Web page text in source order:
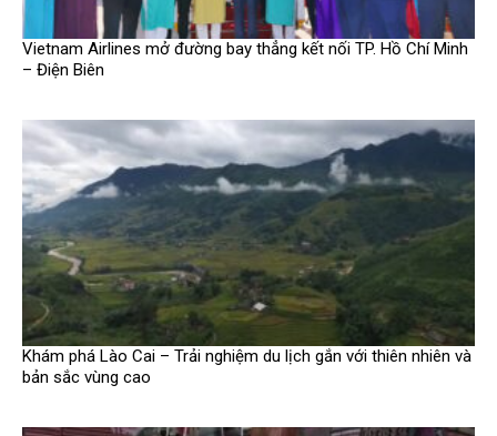
Vietnam Airlines mở đường bay thẳng kết nối TP. Hồ Chí Minh
– Điện Biên
Khám phá Lào Cai – Trải nghiệm du lịch gắn với thiên nhiên và
bản sắc vùng cao